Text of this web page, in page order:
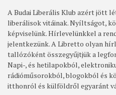
A Budai Liberális Klub azért jött
liberálisok vitáinak. Nyíltságot,
képviselünk. Hírlevelünkkel a
jelentkezünk. A Libretto olyan
tallózóként összegyűjtjük a
Napi-, és hetilapokból,
rádióműsorokból, blogokból és
itthonról és külföldről egyaránt